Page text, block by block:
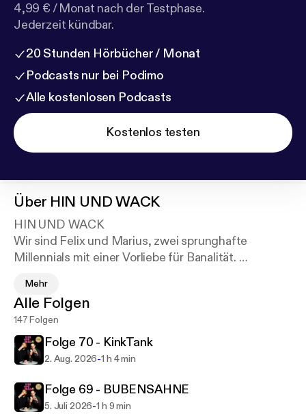
4,99 € / Monat nach der Testphase.
Jederzeit kündbar.
20 Stunden Hörbücher / Monat
Podcasts nur bei Podimo
Alle kostenlosen Podcasts
Kostenlos testen
Über HIN UND WACK
HIN UND WACK
Wir sind Felix und Marius, zwei sprunghafte
Millennials mit einer Vorliebe für Banalität.
Inhaltsleere wie einen Bauchladen und zelebrieren
unsere Unzulänglichkeit mit großer Hingabe.
Wir reden über alles, was uns interessiert: Filme,
Arbeit, Freizeitparks, Musik, Lesen und Fenchel
Anis Kümmel Tee.
Mehr
Alle Folgen
147 Folgen
Folge 70 - KinkTank
2. Aug. 2026-1 h 4 min
Folge 69 - BUBENSAHNE
5. Juli 2026-1 h 9 min